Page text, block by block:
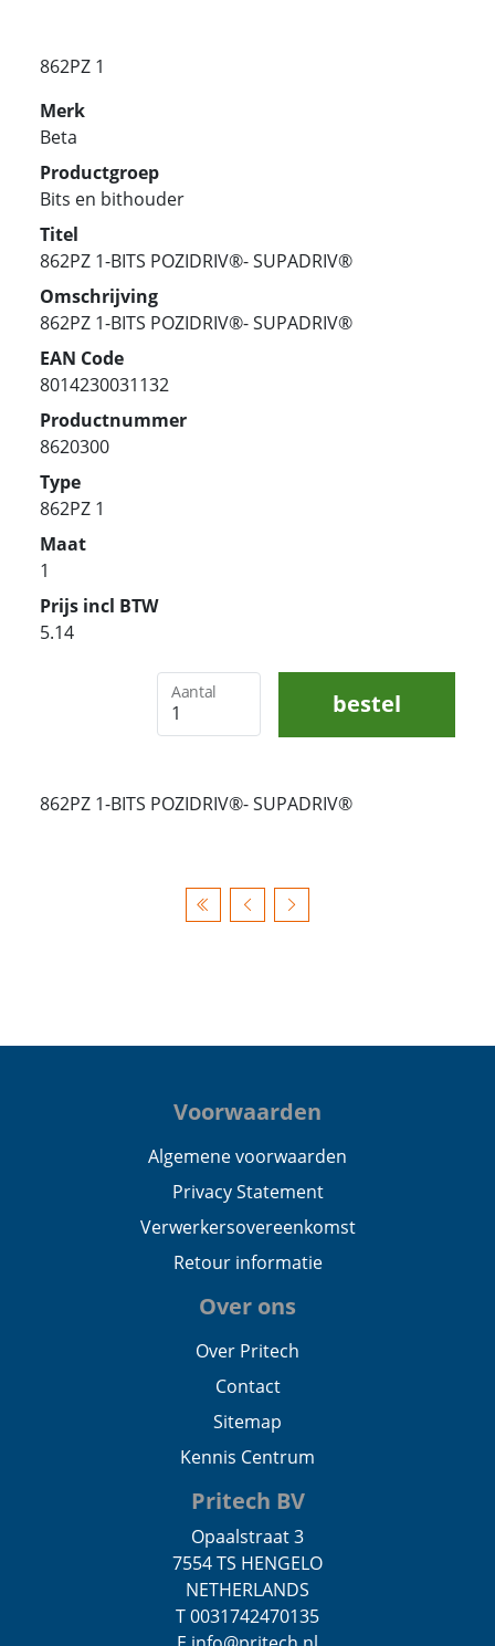
862PZ 1
Merk
Beta
Productgroep
Bits en bithouder
Titel
862PZ 1-BITS POZIDRIV®- SUPADRIV®
Omschrijving
862PZ 1-BITS POZIDRIV®- SUPADRIV®
EAN Code
8014230031132
Productnummer
8620300
Type
862PZ 1
Maat
1
Prijs incl BTW
5.14
Aantal bestel
862PZ 1-BITS POZIDRIV®- SUPADRIV®
Voorwaarden
Algemene voorwaarden
Privacy Statement
Verwerkersovereenkomst
Retour informatie
Over ons
Over Pritech
Contact
Sitemap
Kennis Centrum
Pritech BV
Opaalstraat 3
7554 TS HENGELO
NETHERLANDS
T 0031742470135